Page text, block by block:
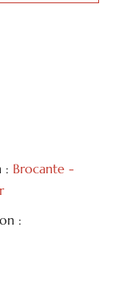
: Brocante -
: